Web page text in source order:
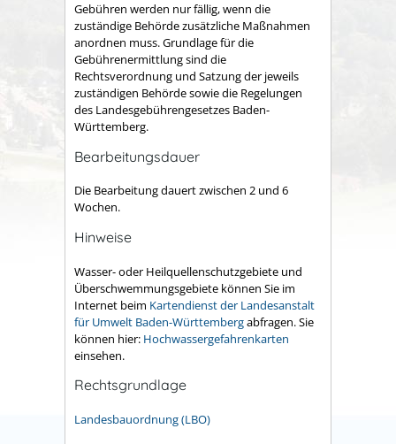
Gebühren werden nur fällig, wenn die
zuständige Behörde zusätzliche Maßnahmen
anordnen muss. Grundlage für die
Gebührenermittlung sind die
Rechtsverordnung und Satzung der jeweils
zuständigen Behörde sowie die Regelungen
des Landesgebührengesetzes Baden-
Württemberg.
Bearbeitungsdauer
Die Bearbeitung dauert zwischen 2 und 6
Wochen.
Hinweise
Wasser- oder Heilquellenschutzgebiete und
Überschwemmungsgebiete können Sie im
Internet beim Kartendienst der Landesanstalt
für Umwelt Baden-Württembergabfragen. Sie
können hier: Hochwassergefahrenkarten
einsehen.
Rechtsgrundlage
Landesbauordnung (LBO)